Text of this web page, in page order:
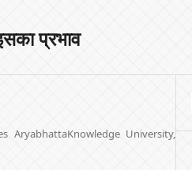
प्रभाव
AryabhattaKnowledge University,